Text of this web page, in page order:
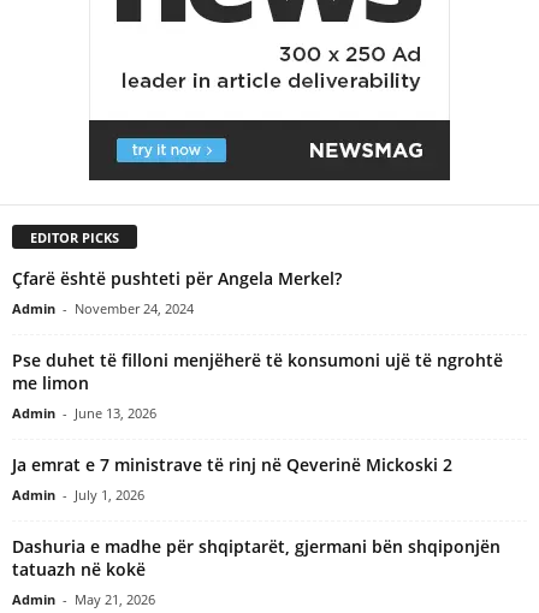
EDITOR PICKS
Çfarë është pushteti për Angela Merkel?
Admin - November 24, 2024
Pse duhet të filloni menjëherë të konsumoni ujë të ngrohtë
me limon
Admin - June 13, 2026
Ja emrat e 7 ministrave të rinj në Qeverinë Mickoski 2
Admin - July 1, 2026
Dashuria e madhe për shqiptarët, gjermani bën shqiponjën
tatuazh në kokë
Admin - May 21, 2026